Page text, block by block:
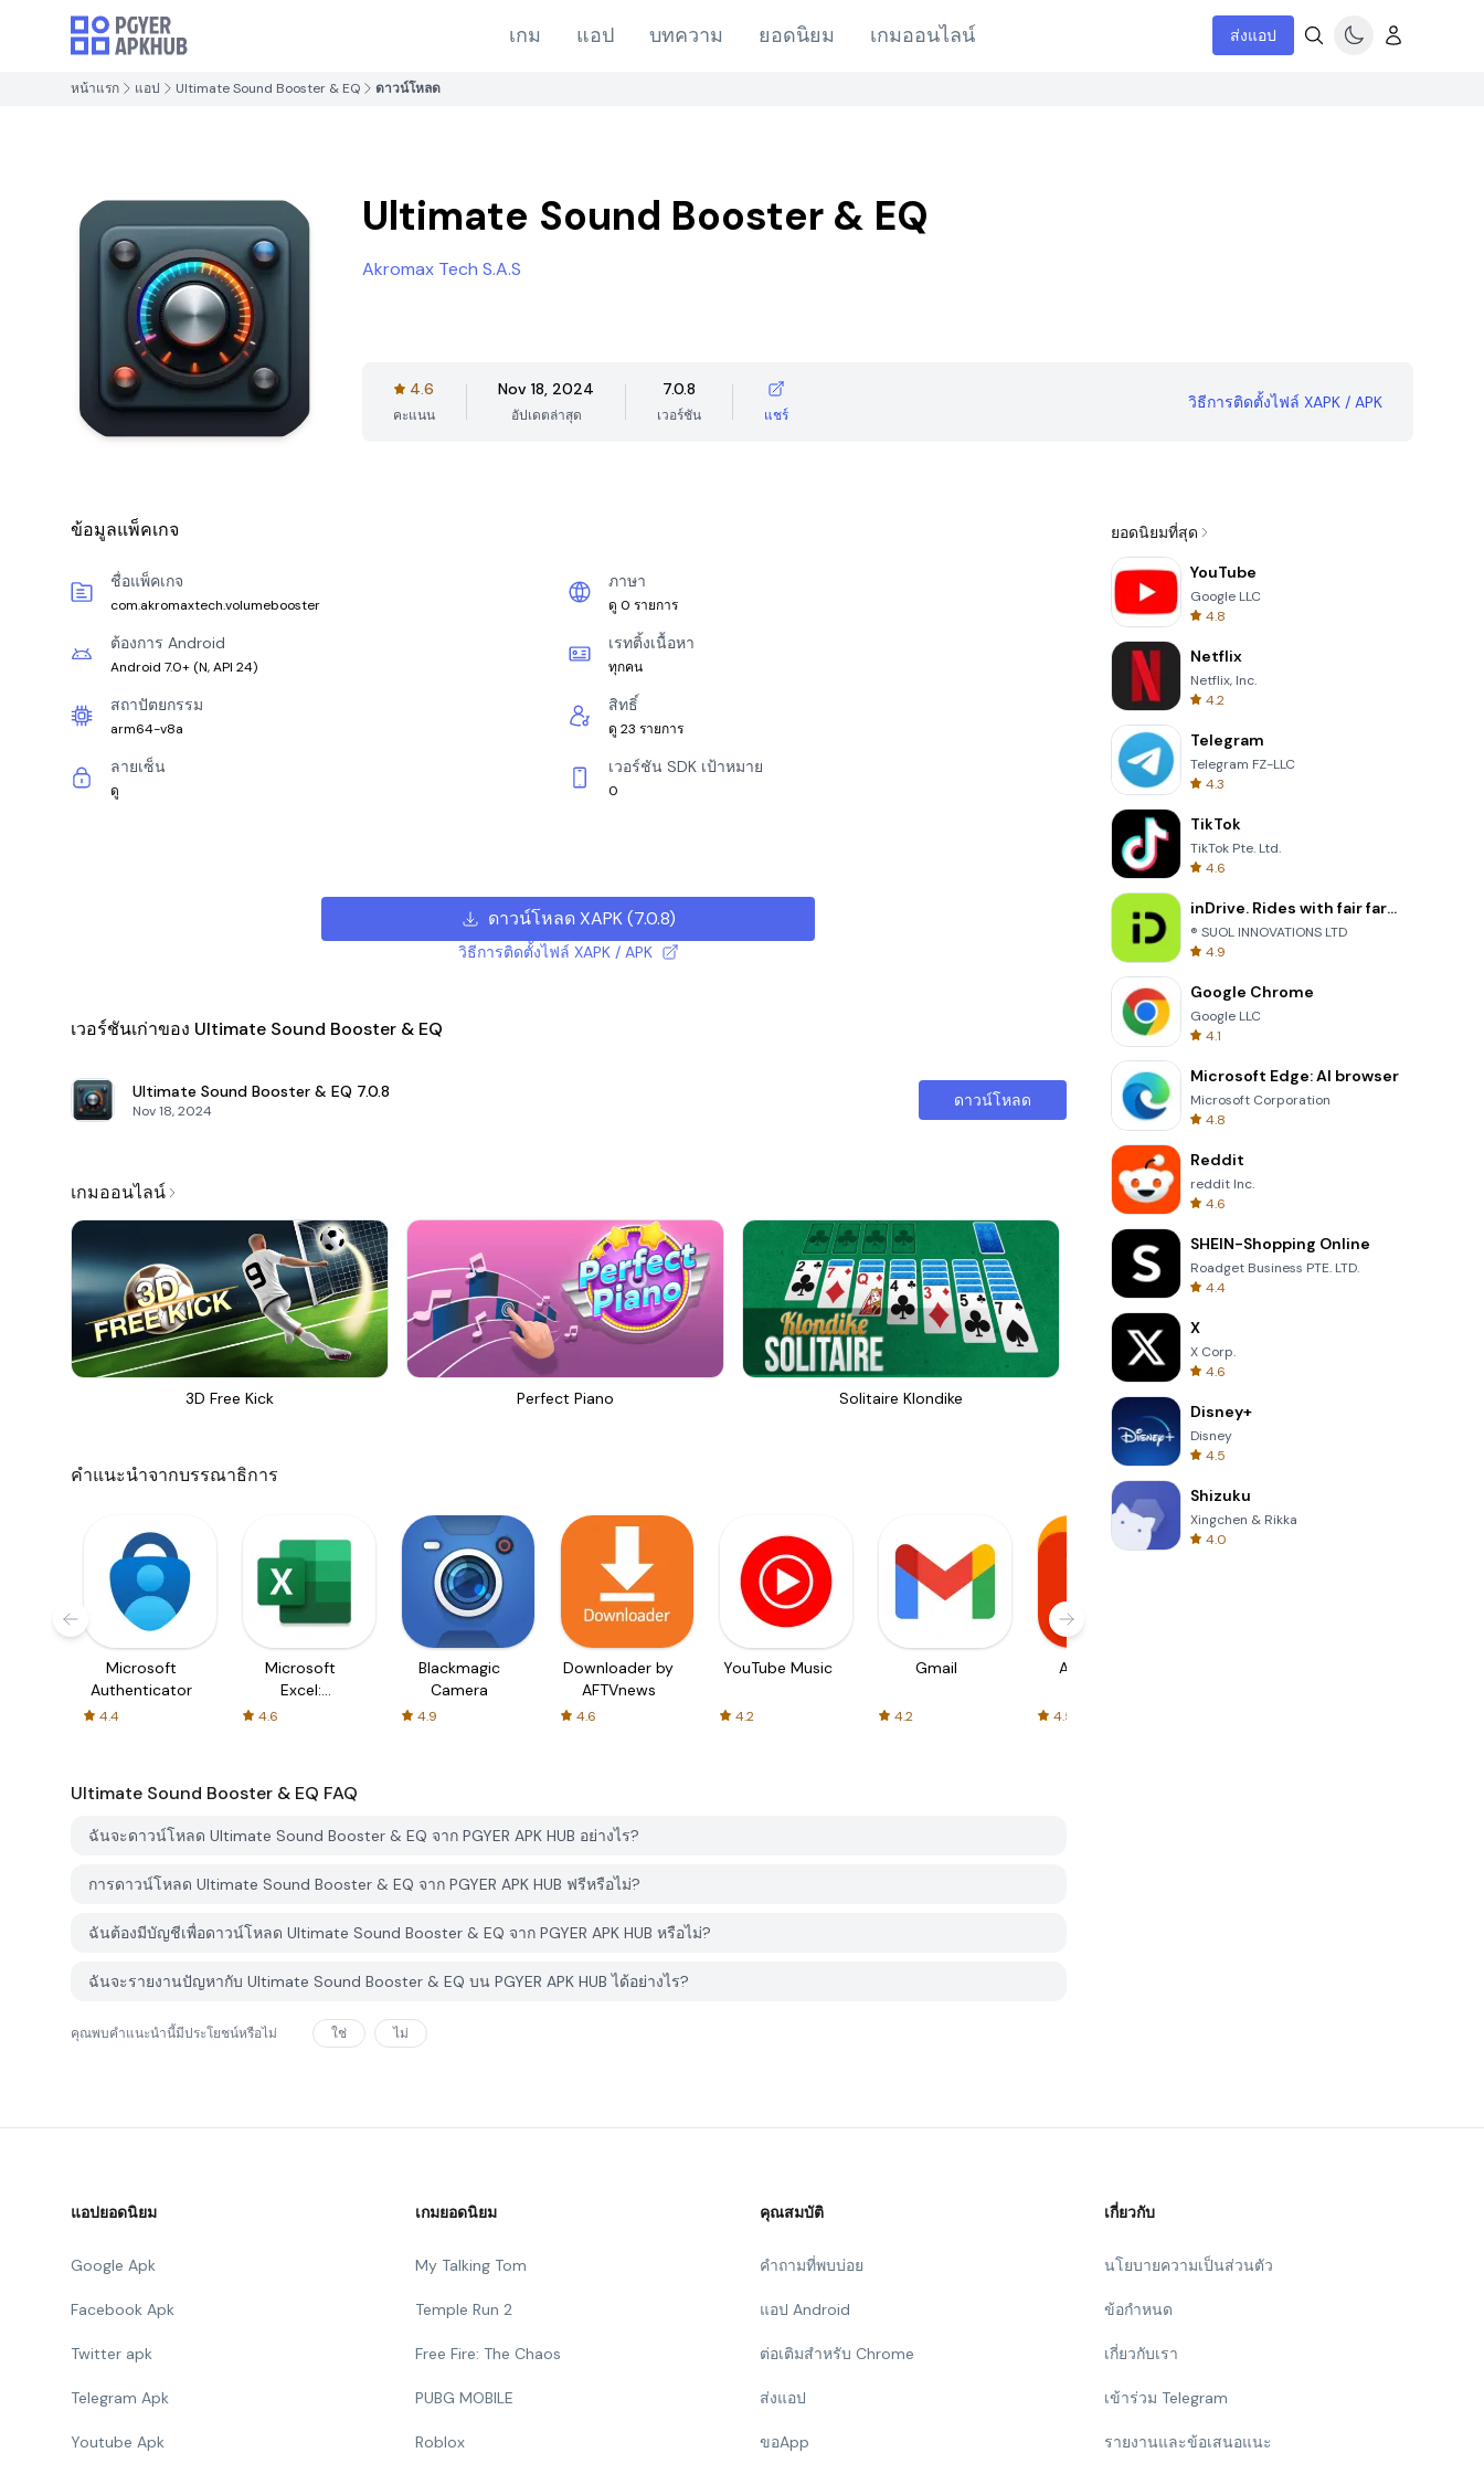
เกม แอป บทความ ยอดนิยม เกมออนไลน์ ส่งแอป
หน้าแรก แอป Ultimate Sound Booster & EQ ดาวน์โหลด
Ultimate Sound Booster & EQ
Akromax Tech S.A.S
4.6
คะแนน
Nov 18, 2024
อัปเดตล่าสุด
7.0.8
เวอร์ชัน แชร์
วิธีการติดตั้งไฟล์ XAPK / APK
ข้อมูลแพ็คเกจ
ชื่อแพ็คเกจ
com.akromaxtech.volumebooster
ภาษา
ดู 0 รายการ
ต้องการ Android
Android 7.0+ (N, API 24)
เรทติ้งเนื้อหา
ทุกคน
สถาปัตยกรรม
arm64-v8a
สิทธิ์
ดู 23 รายการ
ลายเซ็น
ดู
เวอร์ชัน SDK เป้าหมาย
0
ดาวน์โหลด XAPK(7.0.8)
วิธีการติดตั้งไฟล์ XAPK / APK
เวอร์ชันเก่าของ Ultimate Sound Booster & EQ
Ultimate Sound Booster & EQ 7.0.8
Nov 18, 2024
ดาวน์โหลด
เกมออนไลน์
3D Free Kick Perfect Piano Solitaire Klondike
คำแนะนำจากบรรณาธิการ
Microsoft
Authenticator
4.4
Microsoft
Excel:
Spreadsheets
4.6
Blackmagic
Camera
4.9
Downloader by
AFTVnews
4.6
YouTube Music
4.2
Gmail
4.2
AliExpress
4.5
Ultimate Sound Booster & EQ FAQ
ฉันจะดาวน์โหลด Ultimate Sound Booster & EQ จาก PGYER APK HUB อย่างไร?
การดาวน์โหลด Ultimate Sound Booster & EQ จาก PGYER APK HUB ฟรีหรือไม่?
ฉันต้องมีบัญชีเพื่อดาวน์โหลด Ultimate Sound Booster & EQ จาก PGYER APK HUB หรือไม่?
ฉันจะรายงานปัญหากับ Ultimate Sound Booster & EQ บน PGYER APK HUB ได้อย่างไร?
คุณพบคำแนะนำนี้มีประโยชน์หรือไม่ ใช่ ไม่
ยอดนิยมที่สุด
YouTube
Google LLC
4.8
Netflix
Netflix, Inc.
4.2
Telegram
Telegram FZ-LLC
4.3
TikTok
TikTok Pte. Ltd.
4.6
inDrive. Rides with fair fares
® SUOL INNOVATIONS LTD
4.9
Google Chrome
Google LLC
4.1
Microsoft Edge: AI browser
Microsoft Corporation
4.8
Reddit
reddit Inc.
4.6
SHEIN-Shopping Online
Roadget Business PTE. LTD.
4.4
X
X Corp.
4.6
Disney+
Disney
4.5
Shizuku
Xingchen & Rikka
4.0
แอปยอดนิยม
Google Apk
Facebook Apk
Twitter apk
Telegram Apk
Youtube Apk
เกมยอดนิยม
My Talking Tom
Temple Run 2
Free Fire: The Chaos
PUBG MOBILE
Roblox
คุณสมบัติ
คำถามที่พบบ่อย
แอป Android
ต่อเติมสำหรับ Chrome
ส่งแอป
ขอApp
เกี่ยวกับ
นโยบายความเป็นส่วนตัว
ข้อกำหนด
เกี่ยวกับเรา
เข้าร่วม Telegram
รายงานและข้อเสนอแนะ